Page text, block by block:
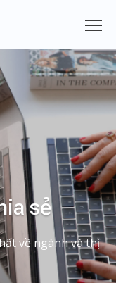
sẻ
về ngành và thị